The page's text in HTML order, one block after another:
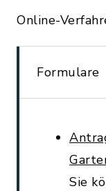
Online-
Formulare
Sie